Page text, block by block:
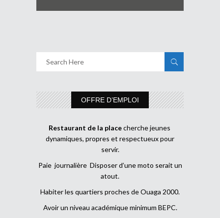
OFFRE D’EMPLOI
Restaurant de la placecherche jeunes
dynamiques, propres et respectueux pour
servir.
Paie journalière Disposer d’une moto serait un
atout.
Habiter les quartiers proches de Ouaga 2000.
Avoir un niveau académique minimum BEPC.